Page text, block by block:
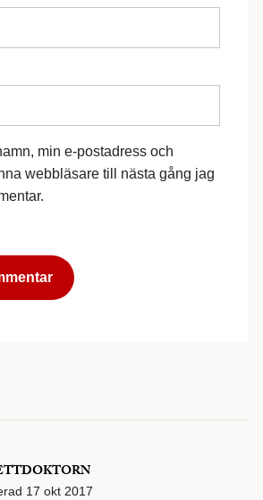
min e-postadress och
webbläsare till nästa gång jag
17 okt 2017